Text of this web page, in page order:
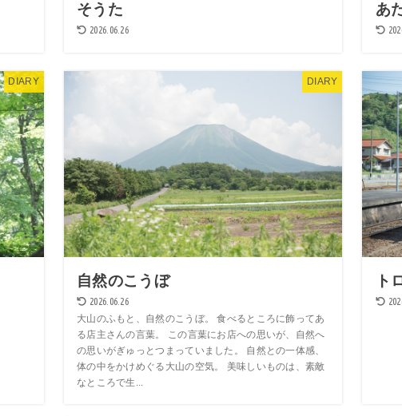
そうた
2026.06.26
あ
DIARY DIARY
自然のこうぼ
2026.06.26
大山のふもと、自然のこうぼ。 食べるところに飾ってあ
る店主さんの言葉。 この言葉にお店への思いが、自然へ
の思いがぎゅっとつまっていました。 自然との一体感、
体の中をかけめぐる大山の空気。 美味しいものは、素敵
なところで生...
ト